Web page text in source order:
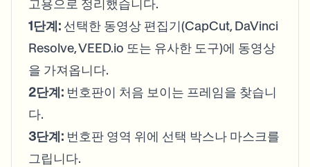
고용으로 정리했습니다.
1단계: 선택한 동영상 편집기(CapCut, DaVinci
Resolve, VEED.io 또는 유사한 도구)에 동영상
을 가져옵니다.
2단계: 번호판이 처음 보이는 프레임을 찾습니
다.
3단계: 번호판 영역 위에 선택 박스나 마스크를
그립니다.